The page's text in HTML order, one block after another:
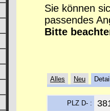
Sie können
passendes
Bitte
Alles Neu
PLZ D- :